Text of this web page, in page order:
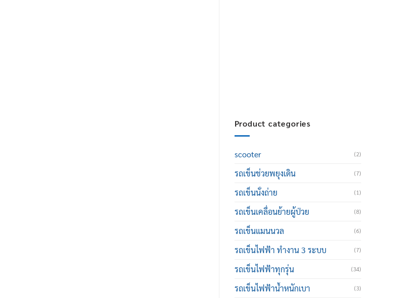
Product categories
scooter (2)
รถเข็นช่วยพยุงเดิน (7)
รถเข็นนั่งถ่าย (1)
รถเข็นเคลื่อนย้ายผู้ป่วย (8)
รถเข็นแมนนวล (6)
รถเข็นไฟฟ้า ทำงาน 3 ระบบ (7)
รถเข็นไฟฟ้าทุกรุ่น (34)
รถเข็นไฟฟ้าน้ำหนักเบา (3)